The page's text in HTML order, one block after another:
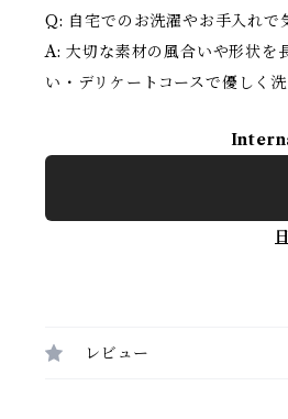
Q: 自宅でのお洗濯やお手入れで
A: 大切な素材の風合いや形状を
い・デリケートコースで優しく
レビュー